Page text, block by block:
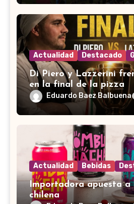
Actualidad Destacado
Di Piero y Lazzerini
en la final de la pizza
Eduardo Baez Balbuena
Actualidad Bebidas
Importadora apuesta a
chilena